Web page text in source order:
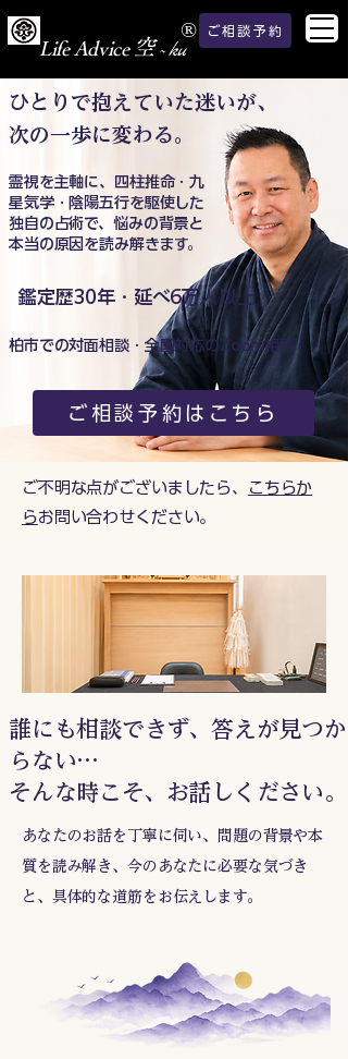
Life Advice 空 ~ ku
® ご相談予約
ひとりで抱えていた迷いが、
次の一歩に変わる。
霊視を主軸に、四柱推命・九
星気学・陰陽五行を駆使した
独自の占術で、悩みの背景と
本当の原因を読み解きます。
ご相談予約はこちら
鑑定歴30年・延べ6万人以上
柏市での対面相談・全国対応のZoom相談
ご不明な点がございましたら、
こちらか
らお問い合わせください。
誰にも相談できず、答えが見つか
らない…
そんな時こそ、お話しください。
あなたのお話を丁寧に伺い、問題の背景や本
質を読み解き、今のあなたに必要な気づき
と、具体的な道筋をお伝えします。